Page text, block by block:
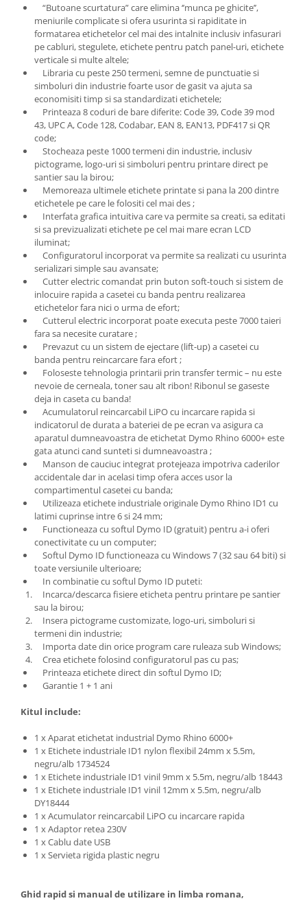
“Butoane scurtatura” care elimina ‘’munca pe ghicite’’,
meniurile complicate si ofera usurinta si rapiditate in
formatarea etichetelor cel mai des intalnite inclusiv infasurari
pe cabluri, stegulete, etichete pentru patch panel-uri, etichete
verticale si multe altele;
Libraria cu peste 250 termeni, semne de punctuatie si
simboluri din industrie foarte usor de gasit va ajuta sa
economisiti timp si sa standardizati etichetele;
Printeaza 8 coduri de bare diferite: Code 39, Code 39 mod
43, UPC A, Code 128, Codabar, EAN 8, EAN13, PDF417 si QR
code;
Stocheaza peste 1000 termeni din industrie, inclusiv
pictograme, logo-uri si simboluri pentru printare direct pe
santier sau la birou;
Memoreaza ultimele etichete printate si pana la 200 dintre
etichetele pe care le folositi cel mai des ;
Interfata grafica intuitiva care va permite sa creati, sa editati
si sa previzualizati etichete pe cel mai mare ecran LCD
iluminat;
Configuratorul incorporat va permite sa realizati cu usurinta
serializari simple sau avansate;
Cutter electric comandat prin buton soft-touch si sistem de
inlocuire rapida a casetei cu banda pentru realizarea
etichetelor fara nici o urma de efort;
Cutterul electric incorporat poate executa peste 7000 taieri
fara sa necesite curatare ;
Prevazut cu un sistem de ejectare (lift-up) a casetei cu
banda pentru reincarcare fara efort ;
Foloseste tehnologia printarii prin transfer termic – nu este
nevoie de cerneala, toner sau alt ribon! Ribonul se gaseste
deja in caseta cu banda!
Acumulatorul reincarcabil LiPO cu incarcare rapida si
indicatorul de durata a bateriei de pe ecran va asigura ca
aparatul dumneavoastra de etichetat Dymo Rhino 6000+ este
gata atunci cand sunteti si dumneavoastra ;
Manson de cauciuc integrat protejeaza impotriva caderilor
accidentale dar in acelasi timp ofera acces usor la
compartimentul casetei cu banda;
Utilizeaza etichete industriale originale Dymo Rhino ID1 cu
latimi cuprinse intre 6 si 24 mm;
Functioneaza cu softul Dymo ID (gratuit) pentru a-i oferi
conectivitate cu un computer;
Softul Dymo ID functioneaza cu Windows 7 (32 sau 64 biti) si
toate versiunile ulterioare;
In combinatie cu softul Dymo ID puteti:
Incarca/descarca fisiere eticheta pentru printare pe santier
sau la birou;
Insera pictograme customizate, logo-uri, simboluri si
termeni din industrie;
Importa date din orice program care ruleaza sub Windows;
Crea etichete folosind configuratorul pas cu pas;
Printeaza etichete direct din softul Dymo ID;
Garantie 1 + 1 ani
Kitul include:
1 x Aparat etichetat industrial Dymo Rhino 6000+
1 x Etichete industriale ID1 nylon flexibil 24mm x 5.5m,
negru/alb 1734524
1 x Etichete industriale ID1 vinil 9mm x 5.5m, negru/alb 18443
1 x Etichete industriale ID1 vinil 12mm x 5.5m, negru/alb
DY18444
1 x Acumulator reincarcabil LiPO cu incarcare rapida
1 x Adaptor retea 230V
1 x Cablu date USB
1 x Servieta rigida plastic negru
Ghid rapid si manual de utilizare in limba romana,